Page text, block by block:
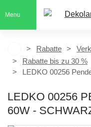
Menu
Rabatte
Rabatte bis zu 30 %
LEDKO 00256
LEDKO 00256
60W -